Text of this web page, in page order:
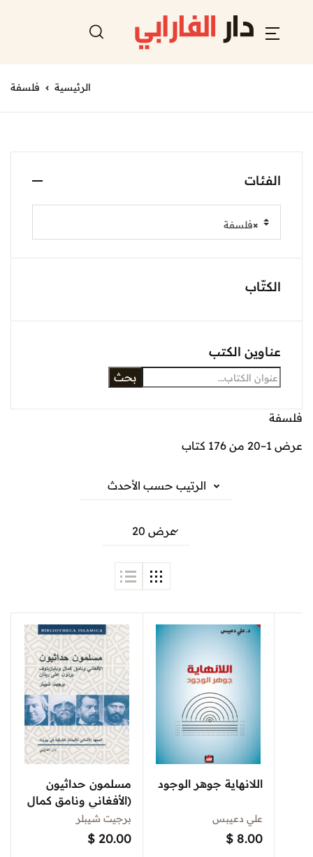
الرئيسية فلسفة
فلسفة
عرض 1–20 من 176 كتاب
الرتيب حسب الأحدث
اللانهاية جوهر الوجود
علي دعيبس
$ 8.00
مسلمون حداثيون
(الأفغاني ونامق كمال
وبايازيتوف يردّون
على رينان)
برجيت شيبلر
$20.00
الفئات
×فلسفة
الكتّاب
عناوين الكتب
بحث